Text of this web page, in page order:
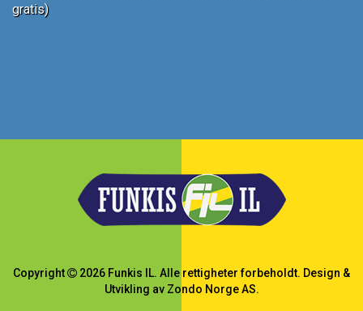
gratis)
Copyright 2026 Funkis IL. Alle rettigheter forbeholdt. Design &
Utvikling av Zondo Norge AS.